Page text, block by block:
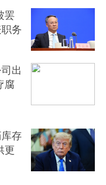
罢
务
出
腐
存
更